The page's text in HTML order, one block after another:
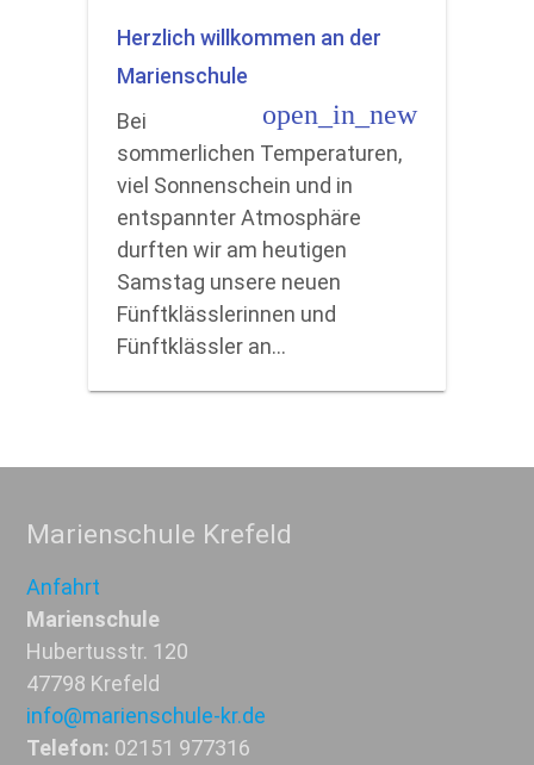
Herzlich willkommen an der
Marienschule
open_in_new
Bei
sommerlichen Temperaturen,
viel Sonnenschein und in
entspannter Atmosphäre
durften wir am heutigen
Samstag unsere neuen
Fünftklässlerinnen und
Fünftklässler an…
Marienschule Krefeld
Anfahrt
Marienschule
Hubertusstr. 120
47798 Krefeld
info@marienschule-kr.de
Telefon: 02151 977316